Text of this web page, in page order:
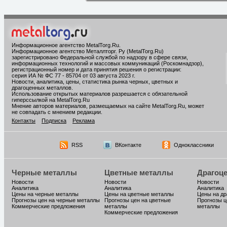
Информационное агентство MetalTorg.Ru
Информационное агентство Металлторг. Ру (MetalTorg.Ru)
зарегистрировано Федеральной службой по надзору в сфере связи,
информационных технологий и массовых коммуникаций (Роскомнадзор),
регистрационный номер и дата принятия решения о регистрации:
серия ИА № ФС 77 - 85704 от 03 августа 2023 г.
Новости, аналитика, цены, статистика рынка черных, цветных и
драгоценных металлов.
Использование открытых материалов разрешается с обязательной
гиперссылкой на MetalTorg.Ru
Мнение авторов материалов, размещаемых на сайте MetalTorg.Ru, может
не совпадать с мнением редакции.
Контакты
Подписка Реклама
RSS ВКонтакте Одноклассники
Черные металлы
Новости
Аналитика
Цены на черные металлы
Прогнозы цен на черные металлы
Коммерческие предложения
Цветные металлы
Новости
Аналитика
Цены на цветные металлы
Прогнозы цен на цветные
металлы
Коммерческие предложения
Новости
Аналитика
Цены на
Прогнозы
металлы